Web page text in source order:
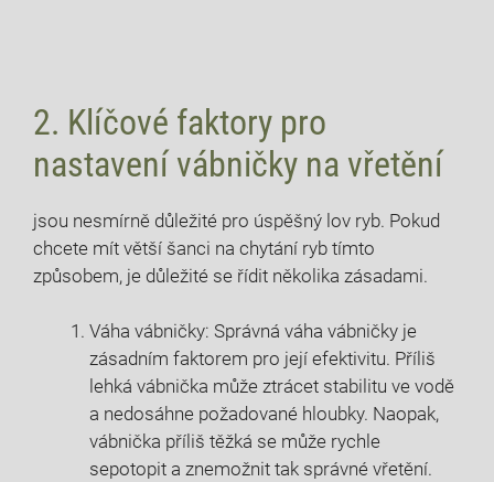
2. Klíčové faktory pro
nastavení⁢ vábničky⁤ na vřetění
jsou nesmírně důležité pro úspěšný lov ryb. Pokud
chcete mít ‌větší šanci na chytání ryb ‌tímto
způsobem, je důležité se řídit několika zásadami.⁣
Váha vábničky: Správná váha vábničky je
zásadním faktorem pro její efektivitu. Příliš‌
lehká vábnička může ztrácet stabilitu ve vodě
a nedosáhne požadované hloubky. Naopak,
vábnička ‍příliš těžká se může rychle
sepotopit a‍ znemožnit tak správné vřetění.